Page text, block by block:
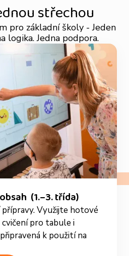
střechou
pro základní školy - Jeden
logika. Jedna podpora.
(1.–3. třída)
Využijte hotové
pro tabule i
k použití na